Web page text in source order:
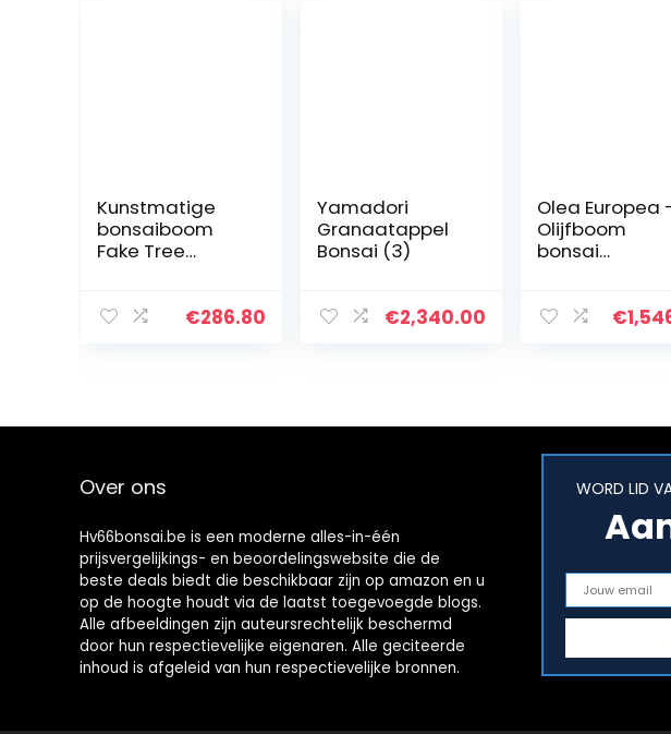
Kunstmatige
bonsaiboom
Fake Tree
Bonsai Tree
€286.80
Yamadori
Granaatappel
Bonsai (3)
€2,340.00
Olea Europea
Olijfboom
bonsai
€
Over ons
Hv66bonsai.be is een moderne alles-in-één
prijsvergelijkings- en beoordelingswebsite die de
beste deals biedt die beschikbaar zijn op amazon en u
op de hoogte houdt via de laatst toegevoegde blogs.
Alle afbeeldingen zijn auteursrechtelijk beschermd
door hun respectievelijke eigenaren. Alle geciteerde
inhoud is afgeleid van hun respectievelijke bronnen.
WORD LID